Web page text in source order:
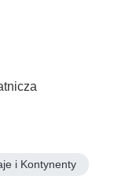
i Kontynenty